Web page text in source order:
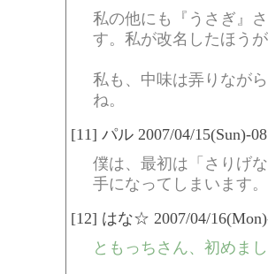
私の他にも『うさぎ』
す。私が改名したほう
私も、中味は弄りなが
ね。
[11] パル 2007/04/15(Sun)-
僕は、最初は「さりげ
手になってしまいます。
[12] はな☆ 2007/04/
ともっちさん、初めま